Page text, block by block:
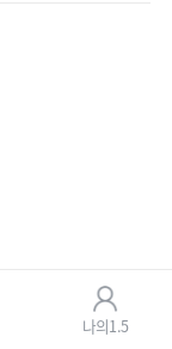
나의1.5